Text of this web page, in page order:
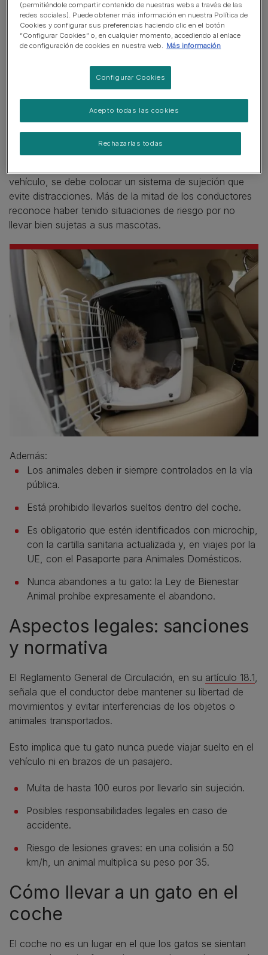
10 consejos clave para viajar con tu gato
Normas básicas que debes
cumplir con tu mascota
vehículo, se debe colocar un sistema de sujeción que
evite distracciones. Más de la mitad de los conductores
reconoce haber tenido situaciones de riesgo por no
llevar bien sujetas a sus mascotas.
Además:
Los animales deben ir siempre controlados en la vía
pública.
Está prohibido llevarlos sueltos dentro del coche.
Es obligatorio que estén identificados con microchip,
con la cartilla sanitaria actualizada y, en viajes por la
UE, con el Pasaporte para Animales Domésticos.
Nunca abandones a tu gato: la Ley de Bienestar
Animal prohíbe expresamente el abandono.
Aspectos legales: sanciones
y normativa
El Reglamento General de Circulación, en su artículo 18.1,
señala que el conductor debe mantener su libertad de
movimientos y evitar interferencias de los objetos o
animales transportados.
Esto implica que tu gato nunca puede viajar suelto en el
vehículo ni en brazos de un pasajero.
Multa de hasta 100 euros por llevarlo sin sujeción.
Posibles responsabilidades legales en caso de
accidente.
Riesgo de lesiones graves: en una colisión a 50
km/h, un animal multiplica su peso por 35.
Cómo llevar a un gato en el
coche
El coche no es un lugar en el que los gatos se sientan
(permitiéndole compartir contenido de nuestras webs a través de las
redes sociales). Puede obtener más información en nuestra Política de
Cookies y configurar sus preferencias haciendo clic en el botón
“Configurar Cookies” o, en cualquier momento, accediendo al enlace
de configuración de cookies en nuestra web. Más información
Configurar Cookies
Rechazarlas todas
Acepto todas las cookies